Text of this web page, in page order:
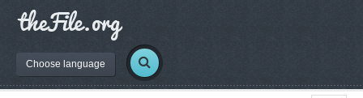
Choose language